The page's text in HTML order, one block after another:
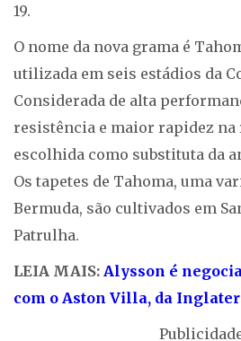
19.
O nome da nova grama é
utilizada em seis estádios da
Considerada de alta
resistência e maior rapidez na
escolhida como substituta da
Os tapetes de Tahoma, uma
Bermuda, são cultivados em
Patrulha.
LEIA MAIS: Alysson é
com o Aston Villa, da